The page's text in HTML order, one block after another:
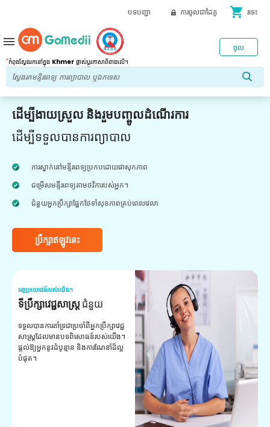
បទបញ្ជា ការចូលជាដៃគូ shopping_cart រទេះ
*កំពុងស្វែងរកនៅក្នុង Khmer ផ្លាស់ប្តូរភាសាពីខាងលើ។
ចូល
menu
ដើម្បីងាយស្រួល និងរួមបញ្ចូលដំណើរការ
ដើម្បីទទួលបានការព្យាបាល
ការស្នាក់នៅមន្ទីរពេទ្យប្រកបដោយផាសុកភាព
ជម្រើសមន្ទីរពេទ្យតាមថវិការបស់អ្នក។
ជំនួយអ្នកប្រឹក្សាផ្នែកថែទាំសុខភាពគ្រប់ពេលវេលា
ប្រឹក្សាឥឡូវនេះ
អត្ថប្រយោជន៍របស់យើង។
ទីប្រឹក្សាវេជ្ជសាស្ត្រជំនួយ
ទទួលបានការគាំទ្រជាប្រចាំពីអ្នកប្រឹក្សាវេជ្ជ
សាស្ត្រដែលមានបទពិសោធន៍របស់យើង។
ផ្តល់ឱ្យអ្នកនូវដំបូន្មាន និងការណែនាំដ៏ល្អ
បំផុត។